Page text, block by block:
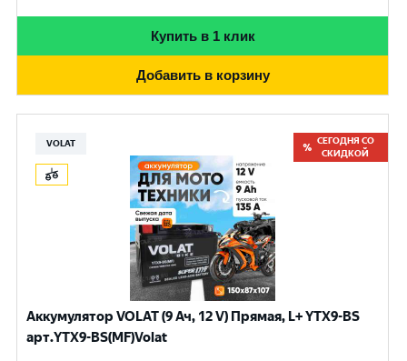
Купить в 1 клик
Добавить в корзину
VOLAT
СЕГОДНЯ СО
СКИДКОЙ
Аккумулятор VOLAT (9 Ач, 12 V) Прямая, L+ YTX9-BS
арт.YTX9-BS(MF)Volat